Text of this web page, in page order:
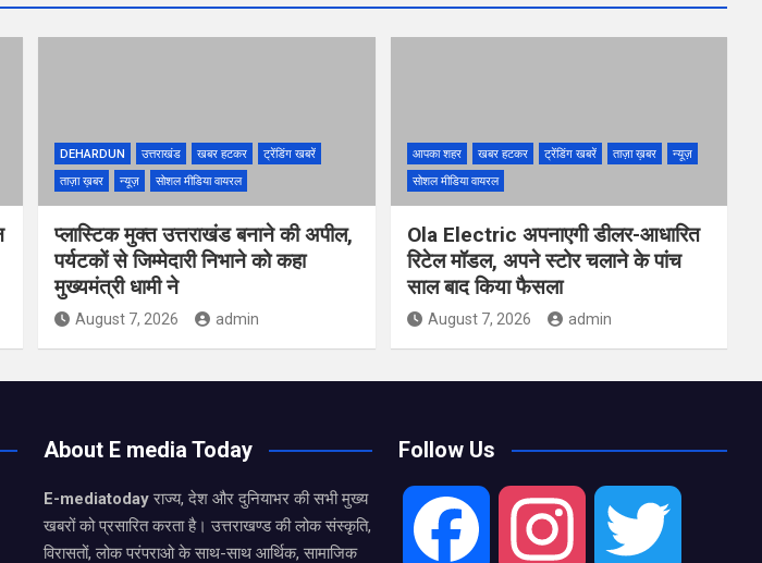
DEHARDUN उत्तराखंड खबर हटकर
ट्रेंडिंग खबरें
ताज़ा ख़बर
न्यूज़ सोशल मीडिया वायरल
प्लास्टिक मुक्त उत्तराखंड बनाने की अपील,
पर्यटकों से जिम्मेदारी निभाने को कहा
मुख्यमंत्री धामी ने
August 7, 2026 admin
आपका शहर खबर हटकर ट्रेंडिंग खबरें ताज़ा ख़बर
न्यूज़
सोशल मीडिया वायरल
Ola Electric अपनाएगी डीलर-आधारित
रिटेल मॉडल, अपने स्टोर चलाने के पांच
साल बाद किया फैसला
August 7, 2026 admin
About E media Today
E-mediatodayराज्य, देश और दुनियाभर की सभी मुख्य
खबरों को प्रसारित करता है। उत्तराखण्ड की लोक संस्कृति,
विरासतों, लोक परंपराओ के साथ-साथ आर्थिक, सामाजिक
Follow Us